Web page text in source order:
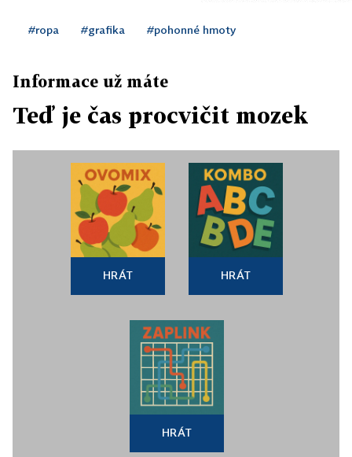
#ropa #grafika #pohonné hmoty
Informace už máte
Teď je čas procvičit mozek
HRÁT HRÁT
HRÁT